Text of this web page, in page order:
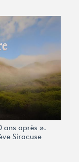
ans après ».
Siracuse